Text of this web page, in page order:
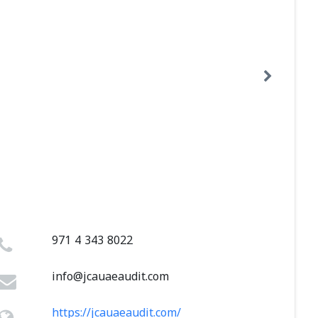
971 4 343 8022
info@jcauaeaudit.com
https://jcauaeaudit.com/